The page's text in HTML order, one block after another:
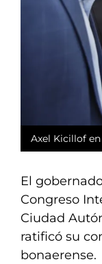
Axel Kicillof
El
Congreso
Ciudad
ratificó su
bonaerense.